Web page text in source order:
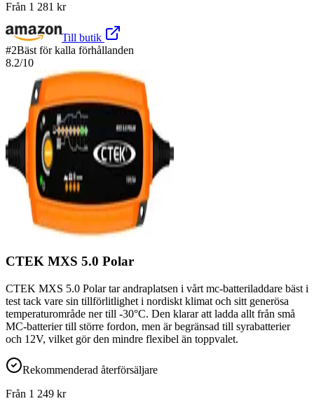
Från 1 281 kr
Till butik
#2Bäst för kalla förhållanden
8.2/10
CTEK MXS 5.0 Polar
CTEK MXS 5.0 Polar tar andraplatsen i vårt mc-batteriladdare bäst i
test tack vare sin tillförlitlighet i nordiskt klimat och sitt generösa
temperaturområde ner till -30°C. Den klarar att ladda allt från små
MC-batterier till större fordon, men är begränsad till syrabatterier
och 12V, vilket gör den mindre flexibel än toppvalet.
Rekommenderad återförsäljare
Från 1 249 kr